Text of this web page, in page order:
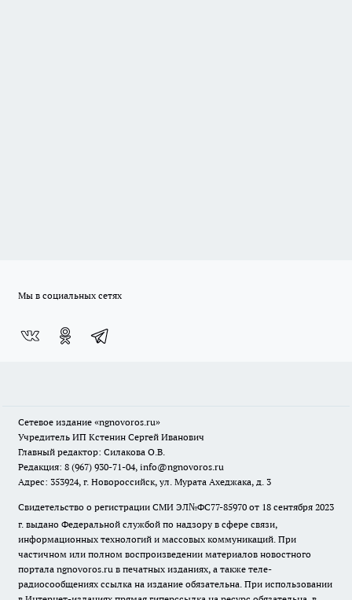
Мы в социальных сетях
Сетевое издание «ngnovoros.ru»
Учредитель ИП Кстенин Сергей Иванович
Главный редактор: Силакова О.В.
Редакция: 8 (967) 930-71-04, info@ngnovoros.ru
Адрес: 353924, г. Новороссийск, ул. Мурата Ахеджака, д. 3
Свидетельство о регистрации СМИ ЭЛ№ФС77-85970 от 18 сентября 2023
г. выдано Федеральной службой по надзору в сфере связи,
информационных технологий и массовых коммуникаций. При
частичном или полном воспроизведении материалов новостного
портала ngnovoros.ru в печатных изданиях, а также теле-
радиосообщениях ссылка на издание обязательна. При использовании